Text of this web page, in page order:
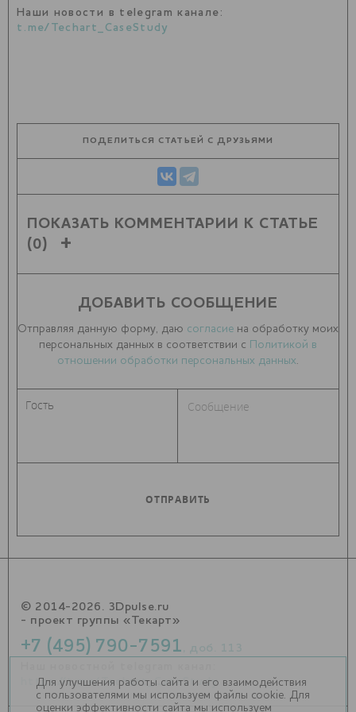
Наши новости в telegram канале:
t.me/Techart_CaseStudy
ПОДЕЛИТЬСЯ СТАТЬЕЙ С ДРУЗЬЯМИ
ПОКАЗАТЬ КОММЕНТАРИИ К СТАТЬЕ
(0)
ДОБАВИТЬ СООБЩЕНИЕ
Отправляя данную форму, даю согласие на обработку моих
персональных данных в соответствии с
Политикой в
отношении обработки персональных данных.
© 2014-2026. 3Dpulse.ru
- проект группы «Текарт»
+7 (495) 790-7591
https://t.me/Techart_CaseStudy
Для улучшения работы сайта и его взаимодействия
с пользователями мы используем файлы cookie. Для
оценки эффективности сайта мы используем